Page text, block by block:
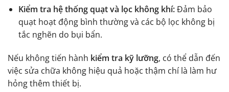
Kiểm tra hệ thống quạt và lọc không khí:Đảm bảo
quạt hoạt động bình thường và các bộ lọc không bị
tắc nghẽn do bụi bẩn.
Nếu không tiến hành kiểm tra kỹ lưỡng, có thể dẫn đến
việc sửa chữa không hiệu quả hoặc thậm chí là làm hư
hỏng thêm thiết bị.